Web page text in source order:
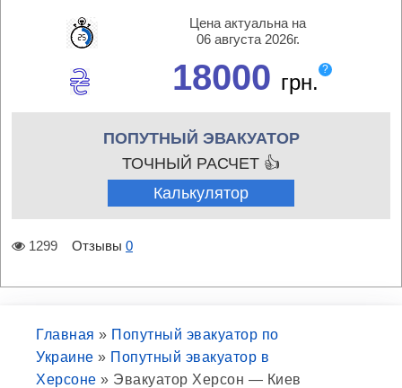
Цена актуальна на
06 августа 2026г.
18000 грн.
?
ПОПУТНЫЙ ЭВАКУАТОР
ТОЧНЫЙ РАСЧЕТ 👍
Калькулятор
1299 Отзывы 0
Главная » Попутный эвакуатор по
Украине » Попутный эвакуатор в
Херсоне » Эвакуатор Херсон — Киев